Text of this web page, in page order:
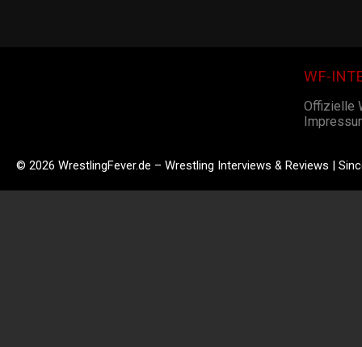
WF-
Offizielle
© 2026 WrestlingFever.de – Wrestling Interviews & Reviews |